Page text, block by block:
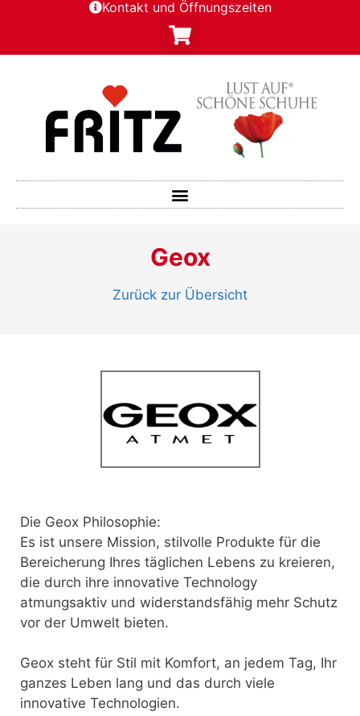
Kontakt und Öffnungszeiten
Geox
Zurück zur Übersicht
Die Geox Philosophie:
Es ist unsere Mission, stilvolle Produkte für die
Bereicherung Ihres täglichen Lebens zu kreieren,
die durch ihre innovative Technology
atmungsaktiv und widerstandsfähig mehr Schutz
vor der Umwelt bieten.
Geox steht für Stil mit Komfort, an jedem Tag, Ihr
ganzes Leben lang und das durch viele
innovative Technologien.